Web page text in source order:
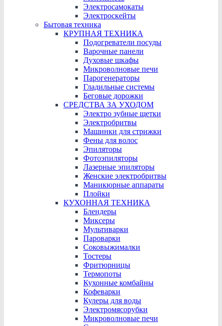
Электросамокаты
Электроскейты
Бытовая техника
КРУПНАЯ ТЕХНИКА
Подогреватели посуды
Варочные панели
Духовые шкафы
Микроволновые печи
Парогенераторы
Гладильные системы
Беговые дорожки
СРЕДСТВА ЗА УХОДОМ
Электро зубные щетки
Электробритвы
Машинки для стрижки
Фены для волос
Эпиляторы
Фотоэпиляторы
Лазерные эпиляторы
Женские электробритвы
Маникюрные аппараты
Плойки
КУХОННАЯ ТЕХНИКА
Блендеры
Миксеры
Мультиварки
Пароварки
Соковыжималки
Тостеры
Фритюрницы
Термопоты
Кухонные комбайны
Кофеварки
Кулеры для воды
Электромясорубки
Микроволновые печи